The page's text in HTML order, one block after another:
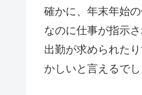
確かに、年末年始
なのに仕事が指示
出勤が求められた
かしいと言えるでし